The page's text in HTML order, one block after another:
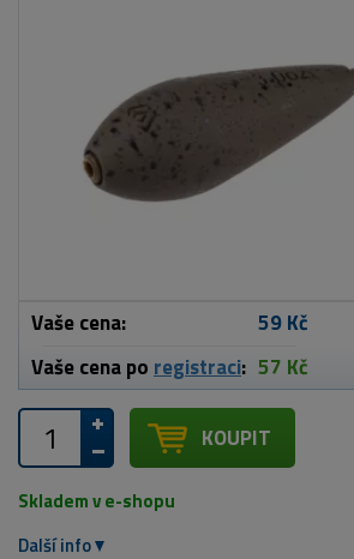
Vaše cena:
59 Kč
Vaše cena po registraci: 57 Kč
KOUPIT
Skladem v e-shopu
Další info